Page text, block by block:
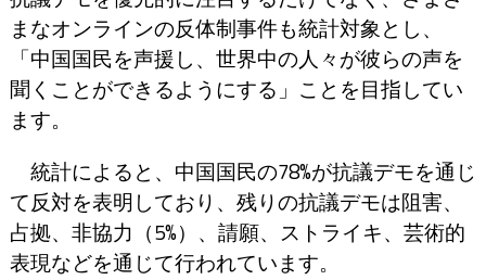
まなオンラインの反体制事件も統計対象とし、
「中国国民を声援し、世界中の人々が彼らの声を
聞くことができるようにする」ことを目指してい
ます。
統計によると、中国国民の78%が抗議デモを通じ
て反対を表明しており、残りの抗議デモは阻害、
占拠、非協力（5%）、請願、ストライキ、芸術的
表現などを通じて行われています。